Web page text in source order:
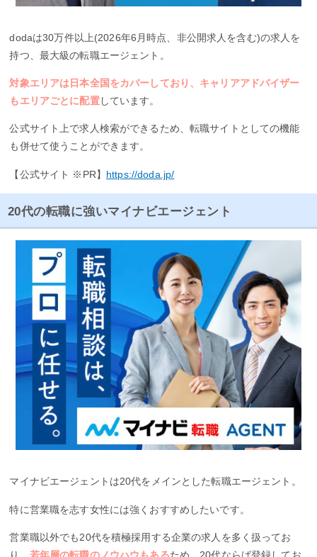
dodaは30万件以上(2026年6月時点、非公開求人を含む)の求人を
持つ、最大級の転職エージェント。
対象エリアは日本全国をカバーしており、キャリアアドバイザー
もエリアごとに配置しています。
公式サイト上で求人検索ができるため、転職サイトとしての機能
も併せて使うことができます。
【公式サイト ※PR】 https://doda.jp/
20代の転職に強いマイナビエージェント
マイナビエージェントは20代をメインとした転職エージェント。
特に営業職を志す女性には強くおすすめしたいです。
営業職以外でも20代を積極採用する企業の求人を多く扱ってお